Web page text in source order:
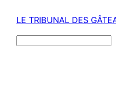
LE TRIBUNAL DES